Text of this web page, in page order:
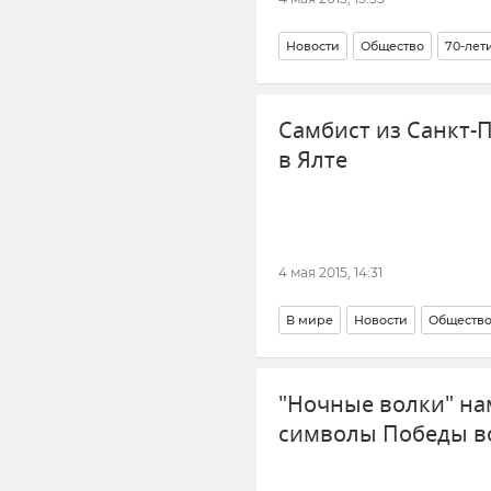
Новости Общество 70-
Самбист из Санкт-
в Ялте
4 мая 2015, 14:31
В мире Новости Общество
"Ночные волки"
символы Победы